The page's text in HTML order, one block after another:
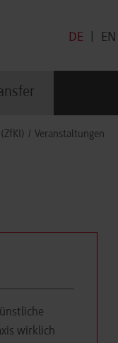
DE EN
Veranstaltungen
wirklich